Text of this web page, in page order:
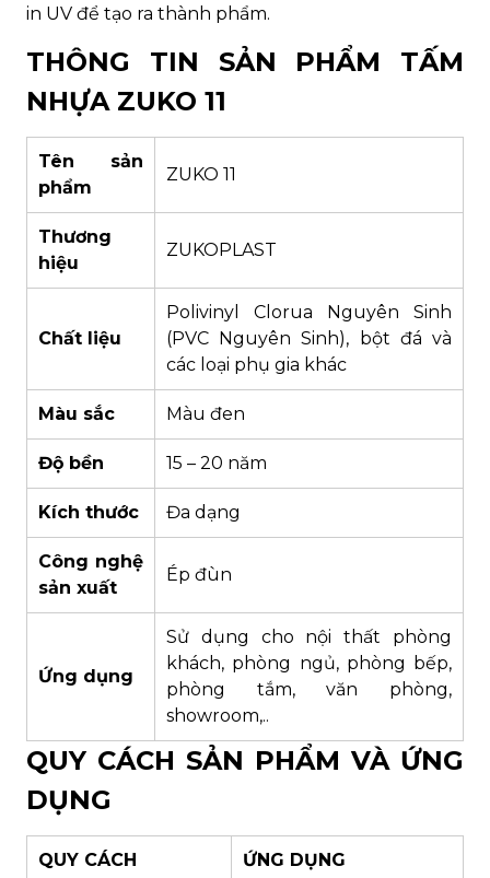
in UV để tạo ra thành phẩm.
THÔNG TIN SẢN PHẨM TẤM
NHỰA ZUKO 11
Tên sản
phẩm
ZUKO 11
Thương
hiệu
ZUKOPLAST
Chất liệu
Polivinyl Clorua Nguyên Sinh
(PVC Nguyên Sinh), bột đá và
các loại phụ gia khác
Màu sắc Màu đen
Độ bền 15 – 20 năm
Kích thước Đa dạng
Công nghệ
sản xuất
Ép đùn
Ứng dụng
Sử dụng cho nội thất phòng
khách, phòng ngủ, phòng bếp,
phòng tắm, văn phòng,
showroom,..
QUY CÁCH SẢN PHẨM VÀ ỨNG
DỤNG
QUY CÁCH ỨNG DỤNG